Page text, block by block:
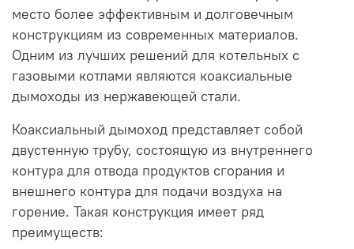
место более эффективным и долговечным
конструкциям из современных материалов.
Одним из лучших решений для котельных с
газовыми котлами являются коаксиальные
дымоходы из нержавеющей стали.
Коаксиальный дымоход представляет собой
двустенную трубу, состоящую из внутреннего
контура для отвода продуктов сгорания и
внешнего контура для подачи воздуха на
горение. Такая конструкция имеет ряд
преимуществ: